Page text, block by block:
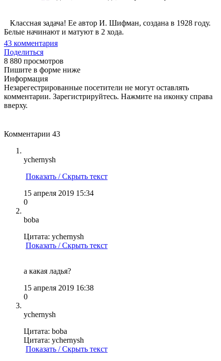
Классная задача! Ее автор И. Шифман, создана в 1928 году.
Белые начинают и матуют в 2 хода.
43 комментария
Поделиться
8 880 просмотров
Пишите в форме ниже
Информация
Незарегестрированные посетители не могут оставлять
комментарии. Зарегистрируйтесь. Нажмите на иконку справа
вверху.
Комментарии 43
ychernysh
Показать / Скрыть текст
15 апреля 2019 15:34
0
boba
Цитата: ychernysh
Показать / Скрыть текст
а какая ладья?
15 апреля 2019 16:38
0
ychernysh
Цитата: boba
Цитата: ychernysh
Показать / Скрыть текст